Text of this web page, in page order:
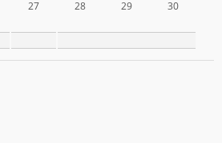
27 28 29
30